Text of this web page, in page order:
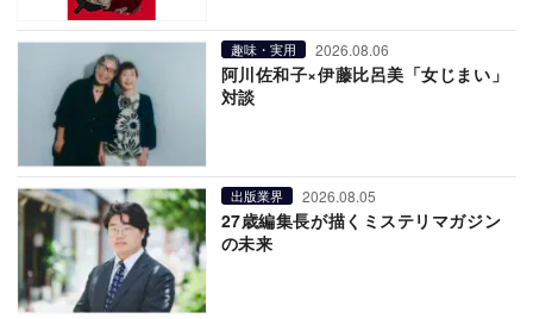
趣味・実用 2026.08.06
阿川佐和子×伊藤比呂美「女じまい」
対談
出版業界 2026.08.05
27歳編集長が描くミステリマガジン
の未来